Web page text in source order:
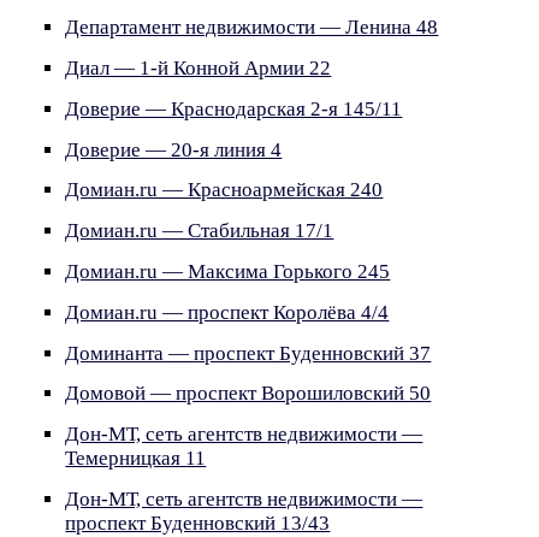
Департамент недвижимости — Ленина 48
Диал — 1-й Конной Армии 22
Доверие — Краснодарская 2-я 145/11
Доверие — 20-я линия 4
Домиан.ru — Красноармейская 240
Домиан.ru — Стабильная 17/1
Домиан.ru — Максима Горького 245
Домиан.ru — проспект Королёва 4/4
Доминанта — проспект Буденновский 37
Домовой — проспект Ворошиловский 50
Дон-МТ, сеть агентств недвижимости —
Темерницкая 11
Дон-МТ, сеть агентств недвижимости —
проспект Буденновский 13/43